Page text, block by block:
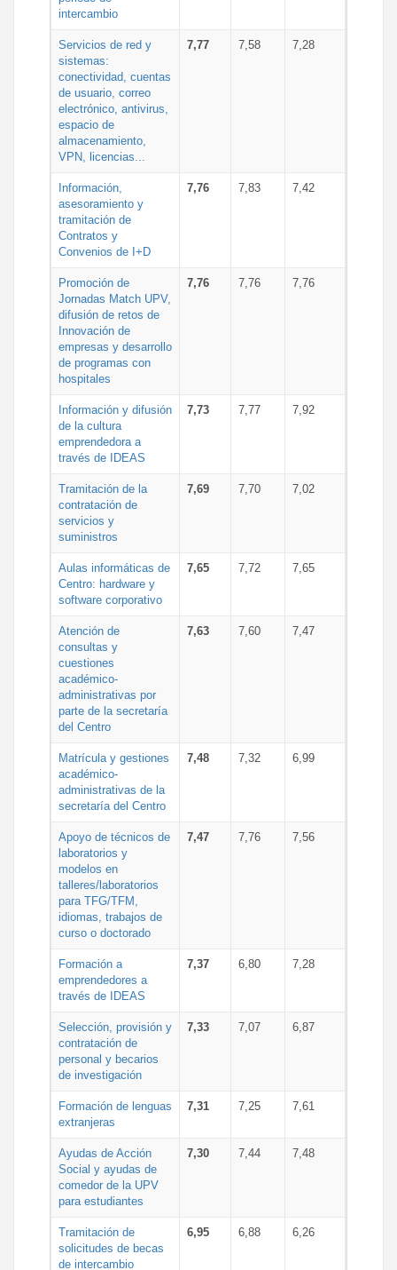
intercambio
Servicios de red y
sistemas:
conectividad, cuentas
de usuario, correo
electrónico, antivirus,
espacio de
almacenamiento,
VPN, licencias...
7,77 7,58 7,28
Información,
asesoramiento y
tramitación de
Contratos y
Convenios de I+D
7,76 7,83 7,42
Promoción de
Jornadas Match UPV,
difusión de retos de
Innovación de
empresas y desarrollo
de programas con
hospitales
7,76 7,76 7,76
Información y difusión
de la cultura
emprendedora a
través de IDEAS
7,73 7,77 7,92
Tramitación de la
contratación de
servicios y
suministros
7,69 7,70 7,02
Aulas informáticas de
Centro: hardware y
software corporativo
7,65 7,72 7,65
Atención de
consultas y
cuestiones
académico-
administrativas por
parte de la secretaría
del Centro
7,63 7,60 7,47
Matrícula y gestiones
académico-
administrativas de la
secretaría del Centro
7,48 7,32 6,99
Apoyo de técnicos de
laboratorios y
modelos en
talleres/laboratorios
para TFG/TFM,
idiomas, trabajos de
curso o doctorado
7,47 7,76 7,56
Formación a
emprendedores a
través de IDEAS
7,37 6,80 7,28
Selección, provisión y
contratación de
personal y becarios
de investigación
7,33 7,07 6,87
Formación de lenguas
extranjeras
7,31 7,25 7,61
Ayudas de Acción
Social y ayudas de
comedor de la UPV
para estudiantes
7,30 7,44 7,48
Tramitación de
solicitudes de becas
de intercambio
6,95 6,88 6,26